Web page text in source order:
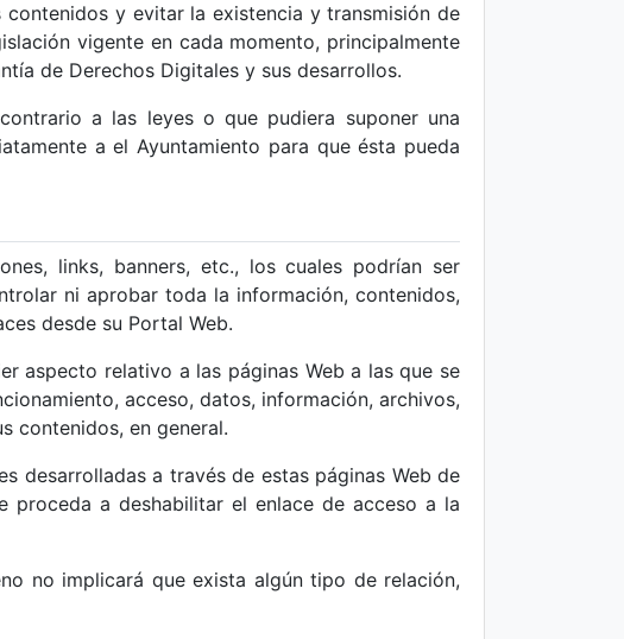
y evitar la existencia y transmisión de
vigente en cada momento, principalmente
de Derechos Digitales y sus desarrollos.
a las leyes o que pudiera suponer una
a el Ayuntamiento para que ésta pueda
links, banners, etc., los cuales podrían ser
ni aprobar toda la información, contenidos,
desde su Portal Web.
aspecto relativo a las páginas Web a las que se
acceso, datos, información, archivos,
contenidos, en general.
desarrolladas a través de estas páginas Web de
proceda a deshabilitar el enlace de acceso a la
no implicará que exista algún tipo de relación,